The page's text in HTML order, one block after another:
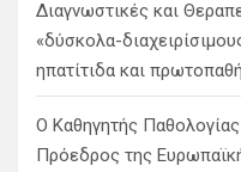
Διαγνωστικές και
«δύσκολα-
ηπατίτιδα και
Ο Καθηγητής
Πρόεδρος της